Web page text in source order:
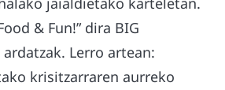
& Fun!” dira BIG
Lerro artean:
krisitzarraren aurreko